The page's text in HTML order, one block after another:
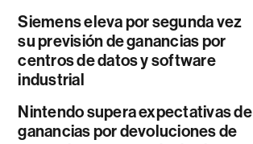
Siemens eleva por segunda vez
su previsión de ganancias por
centros de datos y software
industrial
Nintendo supera expectativas de
ganancias por devoluciones de